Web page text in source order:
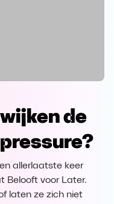
Download
Download
de
allerlaatste keer
Belooft voor Later.
laten ze zich niet